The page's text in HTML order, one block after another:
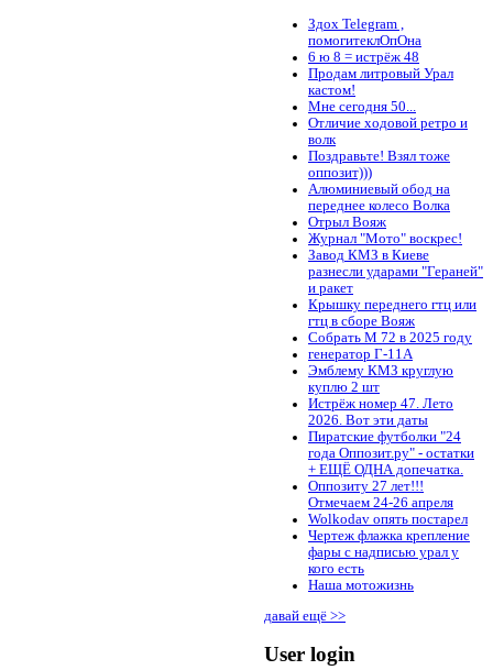
Здох Telegram ,
помогитеклОпОна
6 ю 8 = истрёж 48
Продам литровый Урал
кастом!
Мне сегодня 50...
Отличие ходовой ретро и
волк
Поздравьте! Взял тоже
оппозит)))
Алюминиевый обод на
переднее колесо Волка
Отрыл Вояж
Журнал "Мото" воскрес!
Завод КМЗ в Киеве
разнесли ударами "Гераней"
и ракет
Крышку переднего гтц или
гтц в сборе Вояж
Собрать М 72 в 2025 году
генератор Г-11А
Эмблему КМЗ круглую
куплю 2 шт
Истрёж номер 47. Лето
2026. Вот эти даты
Пиратские футболки "24
года Оппозит.ру" - остатки
+ ЕЩЁ ОДНА допечатка.
Оппозиту 27 лет!!!
Отмечаем 24-26 апреля
Wolkodav опять постарел
Чертеж флажка крепление
фары с надписью урал у
кого есть
Наша мотожизнь
давай ещё >>
User login